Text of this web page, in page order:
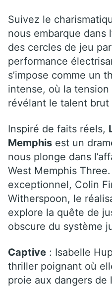
Suivez le
nous embarque dans
des cercles de jeu
performance
s’impose comme un
intense, où la
révélant le talent brut
Inspiré de faits réels,
Memphis est un
nous plonge dans
West Memphis
exceptionnel, Colin
Witherspoon, le
explore la quête de
obscure du système
Captive : Isabelle
thriller poignant où
proie aux dangers de